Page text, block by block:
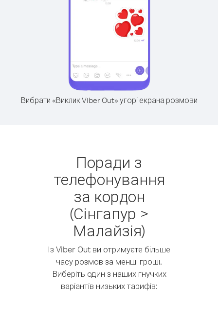
Вибрати «Виклик Viber Out» угорі екрана розмови
Поради з
телефонування
за кордон
(Сінгапур >
Малайзія)
Із Viber Out ви отримуєте більше
часу розмов за менші гроші.
Виберіть один з наших гнучких
варіантів низьких тарифів: